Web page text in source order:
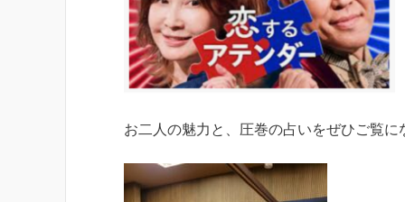
お二人の魅力と、圧巻の占いをぜひご覧に